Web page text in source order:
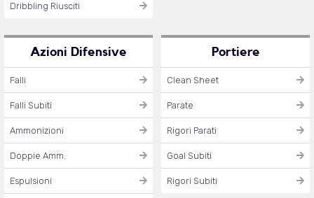
Dribbling Riusciti
Azioni Difensive
Falli
Falli Subiti
Ammonizioni
Doppie Amm.
Espulsioni
Portiere
Clean Sheet
Parate
Rigori Parati
Goal Subiti
Rigori Subiti